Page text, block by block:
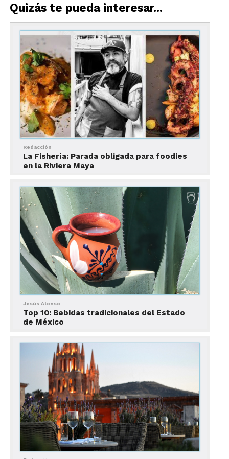
El nombre originalmente fue dado por los nativos
mexicanos tras la llegada de los españoles, y tras
un incidente relacionado al maíz en España.
A pesar de que no era muy de su agrado, el maíz
estaba libre de los impuestos que imponía el
gobierno español y la Iglesia, por lo que era más
económico y por tanto el sustento alimenticio
ideal para la gente de recursos limitados. Sin
embargo, cuando los españoles intentaron
procesar el maíz, lo trataron como si fuera trigo,
daban los nativos mesoamericanos al maíz.
Al omitir el proceso de nixtamalización, el maíz no
libera niacina (o vitamina B3), que es un elemento
indispensable para la alimentación humana; y al
hacer falta en una dieta basada únicamente en
maíz, traía como consecuencia una serie de
desarreglos y deficiencias que llegaban hasta
provocar la locura y la muerte de los que padecían
Quizás te pueda interesar...
Redacción
La Fishería: Parada obligada para foodies
en la Riviera Maya
Jesús Alonso
Top 10: Bebidas tradicionales del Estado
de México